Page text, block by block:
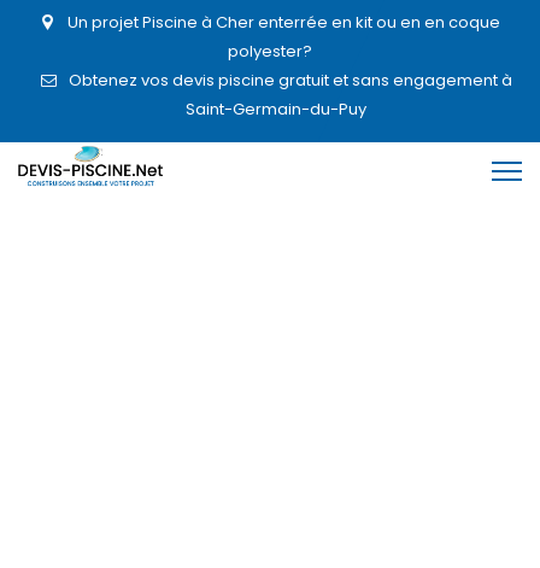
Un projet Piscine à Cher enterrée en kit ou en en coque
polyester?
Obtenez vos devis piscine gratuit et sans engagement à
Saint-Germain-du-Puy